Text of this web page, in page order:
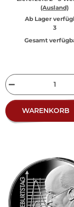
(Ausland)
Ab Lager
3
Gesamt
WARENKORB